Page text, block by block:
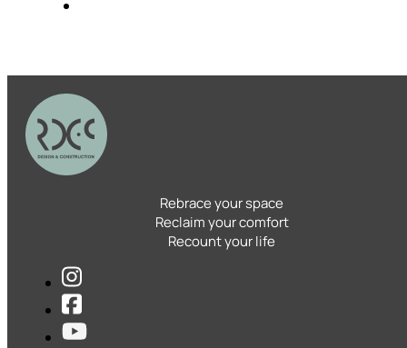
Rebrace your space
Reclaim your comfort
Recount your life